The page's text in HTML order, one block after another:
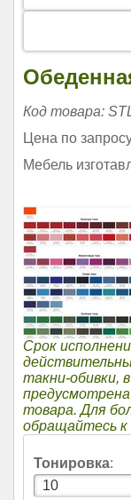
Код товара:
Цена по
Мебель
Срок
такни-обивки,
товара. Для
обращайтесь
Тонировка: